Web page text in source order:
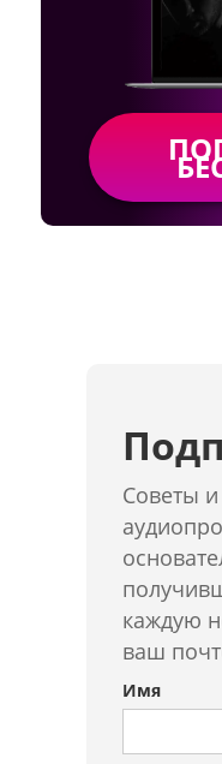
Советы
каждую
ваш
Имя